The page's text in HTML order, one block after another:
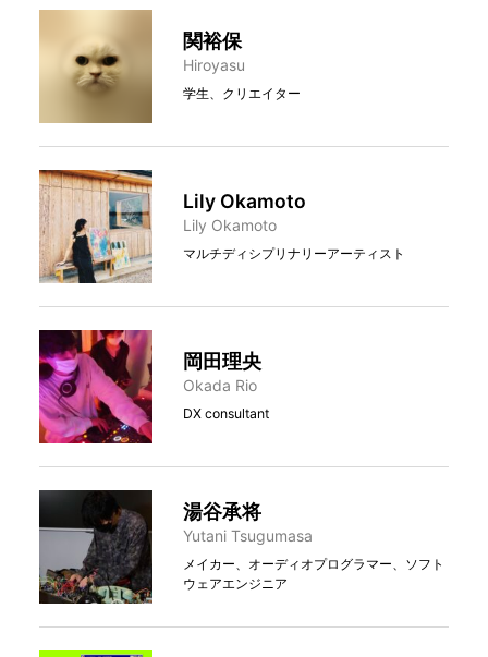
関裕保
Hiroyasu
学生、クリエイター
Lily Okamoto
Lily Okamoto
マルチディシプリナリーアーティスト
岡田理央
Okada Rio
DX consultant
湯谷承将
Yutani Tsugumasa
メイカー、オーディオプログラマー、ソフト
ウェアエンジニア